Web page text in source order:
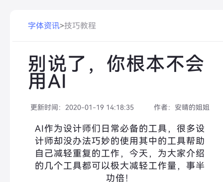
字体资讯>技巧教程
别说了，你根本不会
用AI
更新时间： 2020-01-19 14:18:35 作者： 安晴的姐姐
AI作为设计师们日常必备的工具，很多设
计师却没办法巧妙的使用其中的工具帮助
自己减轻重复的工作，今天，为大家介绍
的几个工具都可以极大减轻工作量，事半
功倍！